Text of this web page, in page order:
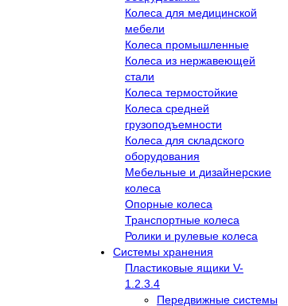
Колеса для медицинской
мебели
Колеса промышленные
Колеса из нержавеющей
стали
Колеса термостойкие
Колеса средней
грузоподъемности
Колеса для складского
оборудования
Мебельные и дизайнерские
колеса
Опорные колеса
Транспортные колеса
Ролики и рулевые колеса
Системы хранения
Пластиковые ящики V-
1.2.3.4
Передвижные системы